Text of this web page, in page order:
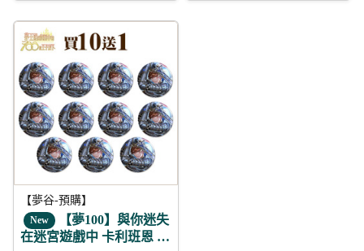
【夢谷-預購】
New 【夢100】與你迷失
在迷宮遊戲中 卡利班恩 日